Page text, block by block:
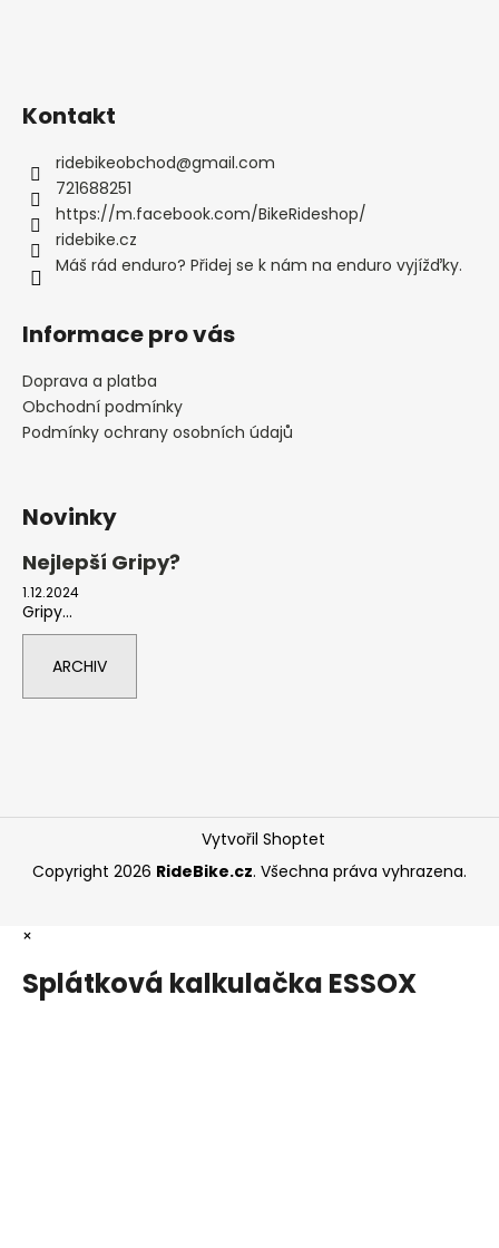
Kontakt
ridebikeobchod@gmail.com
721688251
https://m.facebook.com/BikeRideshop/
ridebike.cz
Máš rád enduro? Přidej se k nám na enduro vyjížďky.
Informace pro vás
Doprava a platba
Obchodní podmínky
Podmínky ochrany osobních údajů
Novinky
Nejlepší Gripy?
1.12.2024
Gripy...
ARCHIV
Vytvořil Shoptet
Copyright 2026 RideBike.cz. Všechna práva vyhrazena.
×
Splátková kalkulačka ESSOX